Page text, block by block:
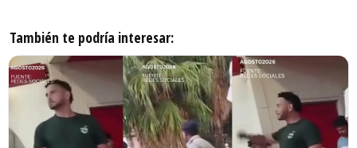
También te podría interesar: